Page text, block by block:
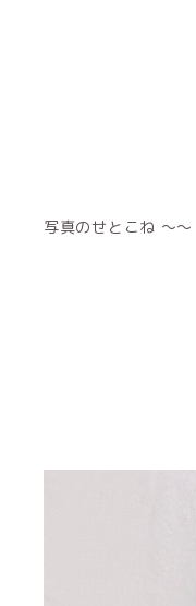
写真のせとこね 〜〜